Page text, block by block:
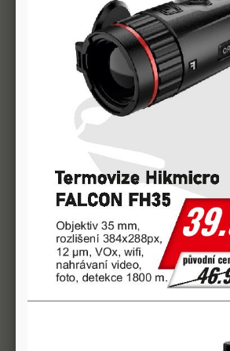
integrovaná paměť s
čtyři barevné palety obrazu
nastavení režimu scény
Wi-Fi
podpora App (InfiRay
propojení více zařízení
automatická kalibrace
PIP - sledování obrazu v
Ultraclear režim
nastavení režimu bílé
integrovaný digitální
vestavěná dobíjecí baterie
magnetický rychlonabíjecí
možnost dobíjení přes
Základní specifikace:
Model Eye III E3Max